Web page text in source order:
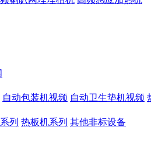
自动包装机视频 自动卫生垫机视频
列 热板机系列 其他非标设备